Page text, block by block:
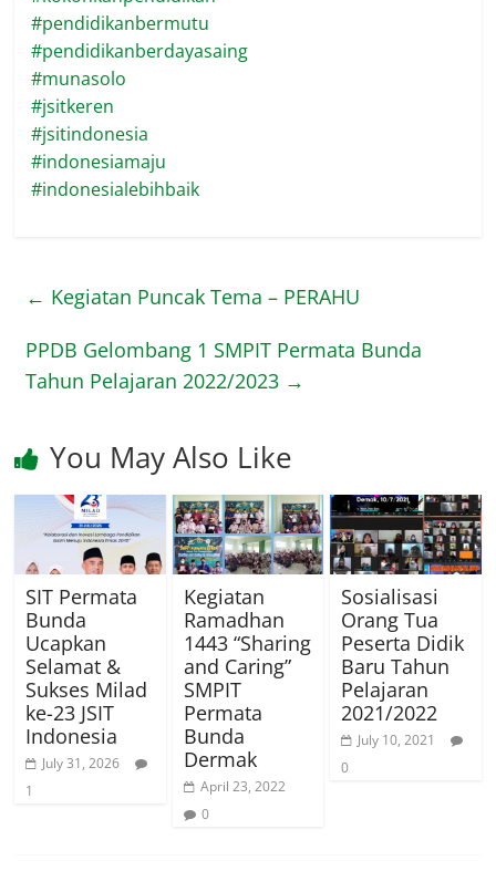
#pendidikanbermutu
#pendidikanberdayasaing
#munasolo
#jsitkeren
#jsitindonesia
#indonesiamaju
#indonesialebihbaik
← Kegiatan Puncak Tema – PERAHU
PPDB Gelombang 1 SMPIT Permata Bunda
Tahun Pelajaran 2022/2023 →
You May Also Like
SIT Permata
Bunda
Ucapkan
Selamat &
Sukses Milad
ke-23 JSIT
Indonesia
July 31, 2026
1
Kegiatan
Ramadhan
1443 “Sharing
and Caring”
SMPIT
Permata
Bunda
Dermak
April 23, 2022
0
Sosialisasi
Orang Tua
Peserta Didik
Baru Tahun
Pelajaran
2021/2022
July 10, 2021
0